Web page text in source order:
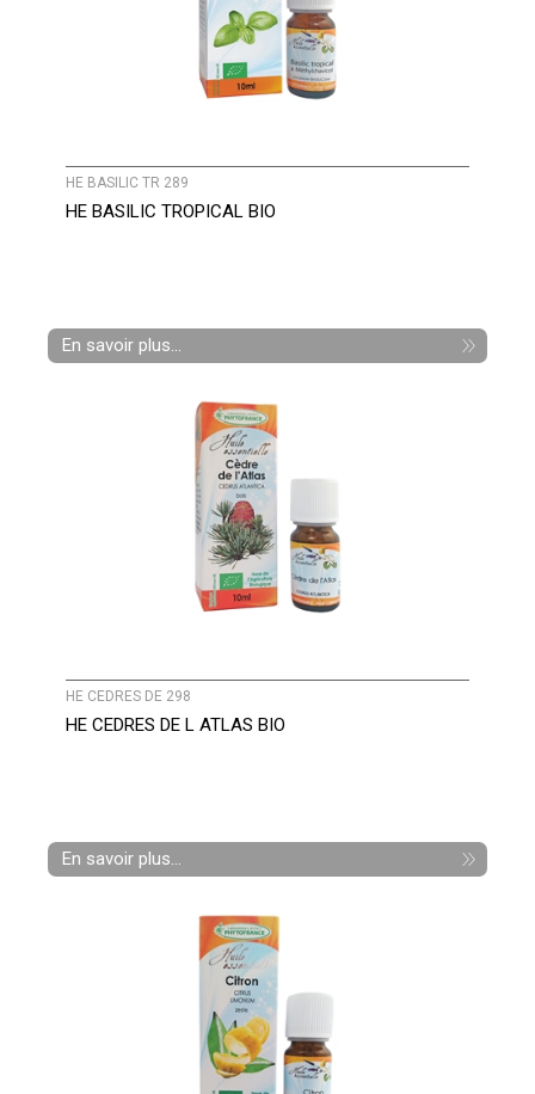
HE BASILIC TR 289
HE BASILIC TROPICAL BIO
En savoir plus...
HE CEDRES DE 298
HE CEDRES DE L ATLAS BIO
En savoir plus...